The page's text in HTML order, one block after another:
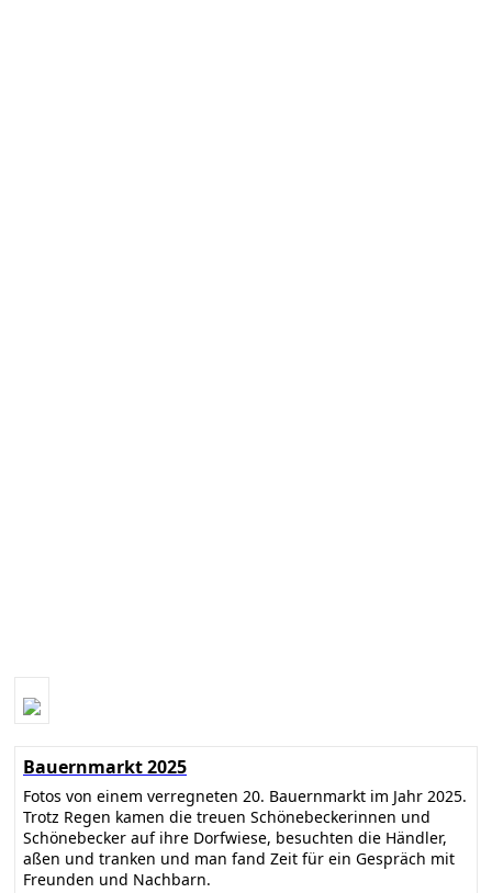
Bauernmarkt 2025
Fotos von einem verregneten 20. Bauernmarkt im Jahr 2025.
Trotz Regen kamen die treuen Schönebeckerinnen und
Schönebecker auf ihre Dorfwiese, besuchten die Händler,
aßen und tranken und man fand Zeit für ein Gespräch mit
Freunden und Nachbarn.